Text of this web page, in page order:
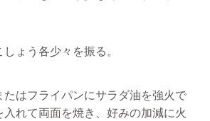
ょう各少々を振る。
たはフライパンにサラダ油を強火で
入れて両面を焼き、好みの加減に火